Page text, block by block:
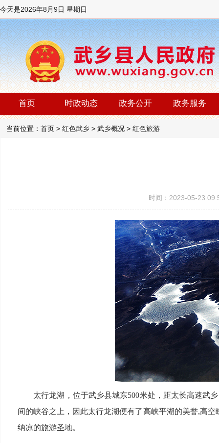
今天是2026年8月9日 星期日
首页 时政动态 政务公开 政务服务
当前位置： 首页 > 红色武乡 > 武乡概况 > 红色旅游
时间：2023-05-23
太行龙湖，位于武乡县城东500米处，距太长高速武乡
间的峡谷之上，因此太行龙湖便有了高峡平湖的美誉,高
纳凉的旅游圣地。